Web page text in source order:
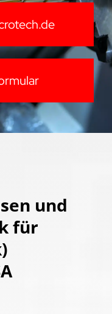
und
für